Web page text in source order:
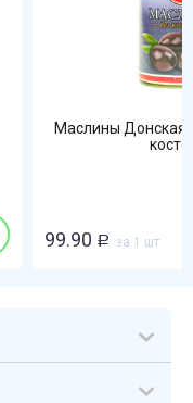
Маслины Донская
99.90 Р за 1 шт